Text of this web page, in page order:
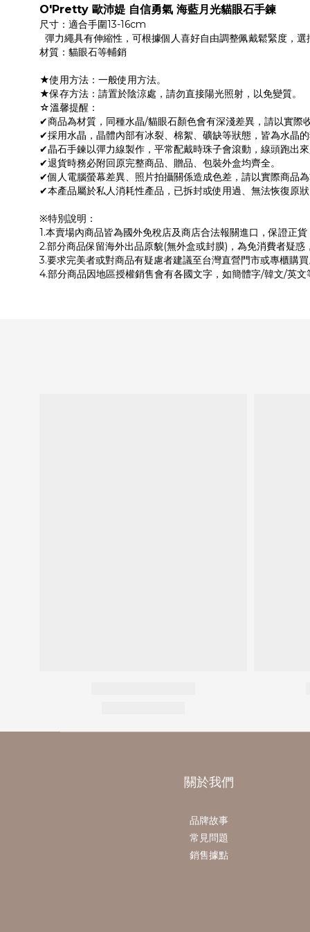
O'Pretty 歐沛媞 自信勇氣 海藍月光貓眼石手鍊
尺寸：適合手圍13-16cm
彈力繩具有伸縮性，可根據個人喜好自由調整佩戴鬆緊度，
材質：貓眼石等輔銷
★使用方法：一般使用方法。
★保存方法：請置於陰涼處，請勿直接陽光照射，以免變質。
☆溫馨提醒：
✔商品為材質，同種水晶/貓眼石顏色會有深淺差異，請以實際
✔採用水晶，晶體內部有冰裂、棉絮、礦缺等狀態，皆為水晶
✔晶石手鍊以彈力線製作，平常配戴時珠子會滾動，線頭跑出
✔退貨時務必附回原完整商品、贈品、包裝外盒均齊全。
✔個人電腦螢幕差異、照片拍攝關係造成色差，請以實際商品
✔本產品屬於私人消耗性產品，已拆封或使用過、無法恢復原
※特別說明：
1.本賣場內商品皆為國外免稅店及商店合法報關進口，保證正
2.部分商品保留海外出品原貌(無外盒或封膜)，為免消費者疑惑
3.要求完美者或對商品有疑慮者建議至台灣直營門市或專櫃購
4.部分商品因地區授權銷售會有各國文字，如簡體字/韓文/英
關於我們
品牌故事
常見問題
銷售據點